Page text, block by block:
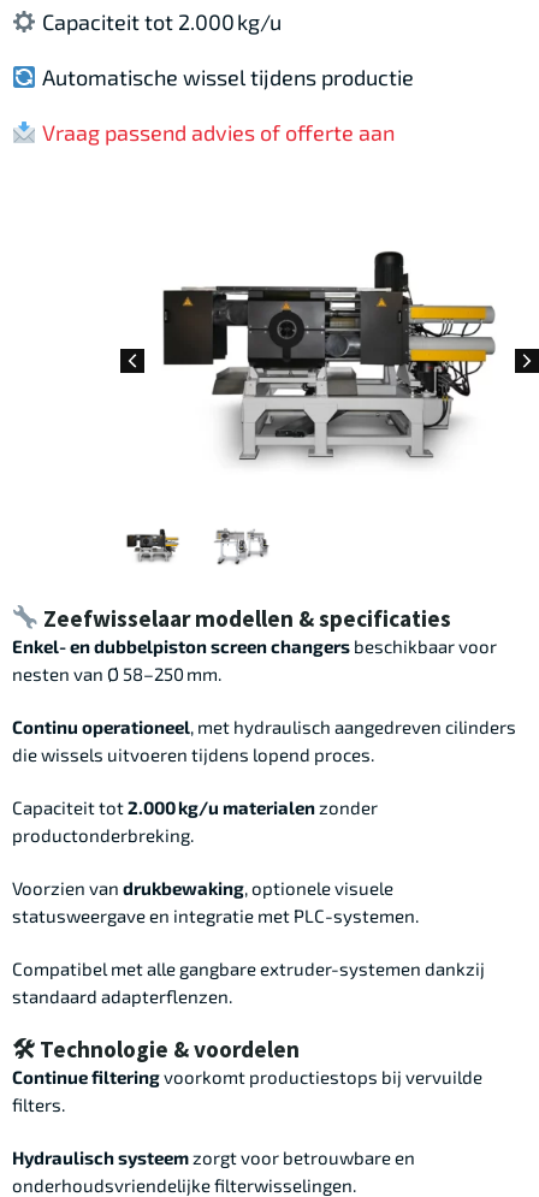
Capaciteit tot 2.000 kg/u
Automatische wissel tijdens productie
Vraag passend advies of offerte aan
Zeefwisselaar modellen & specificaties
Enkel- en dubbelpiston screen changers beschikbaar voor
nesten van Ø 58–250 mm.
Continu operationeel, met hydraulisch aangedreven cilinders
die wissels uitvoeren tijdens lopend proces.
Capaciteit tot2.000 kg/u materialenzonder
productonderbreking.
Voorzien van drukbewaking, optionele visuele
statusweergave en integratie met PLC-systemen.
Compatibel met alle gangbare extruder-systemen dankzij
standaard adapterflenzen.
🛠 Technologie & voordelen
Continue filteringvoorkomt productiestops bij vervuilde
filters.
Hydraulisch systeemzorgt voor betrouwbare en
onderhoudsvriendelijke filterwisselingen.